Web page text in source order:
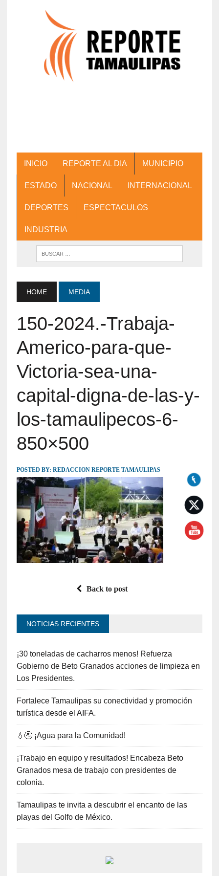
INICIO REPORTE AL DIA MUNICIPIO
ESTADO NACIONAL INTERNACIONAL
DEPORTES ESPECTACULOS
INDUSTRIA
HOME MEDIA
150-2024.-Trabaja-
Americo-para-que-
Victoria-sea-una-
capital-digna-de-las-y-
los-tamaulipecos-6-
850×500
POSTED BY: REDACCION REPORTE TAMAULIPAS
Back to post
NOTICIAS RECIENTES
¡30 toneladas de cacharros menos! Refuerza
Gobierno de Beto Granados acciones de limpieza en
Los Presidentes.
Fortalece Tamaulipas su conectividad y promoción
turística desde el AIFA.
💧🚰 ¡Agua para la Comunidad!
¡Trabajo en equipo y resultados! Encabeza Beto
Granados mesa de trabajo con presidentes de
colonia.
Tamaulipas te invita a descubrir el encanto de las
playas del Golfo de México.